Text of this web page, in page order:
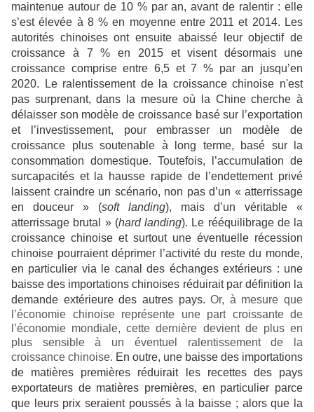
maintenue autour de 10 % par an, avant de ralentir : elle
s’est élevée à 8 % en moyenne entre 2011 et 2014. Les
autorités chinoises ont ensuite abaissé leur objectif de
croissance à 7 % en 2015 et visent désormais une
croissance comprise entre 6,5 et 7 % par an jusqu’en
2020. Le ralentissement de la croissance chinoise n'est
pas surprenant, dans la mesure où la Chine cherche à
délaisser son modèle de croissance basé sur l’exportation
et l’investissement, pour embrasser un modèle de
croissance plus soutenable à long terme, basé sur la
consommation domestique. Toutefois, l’accumulation de
surcapacités et la hausse rapide de l’endettement privé
laissent craindre un scénario, non pas d’un « atterrissage
en douceur » (soft landing), mais d’un véritable «
atterrissage brutal » (hard landing). Le rééquilibrage de la
croissance chinoise et surtout une éventuelle récession
chinoise pourraient déprimer l’activité du reste du monde,
en particulier via le canal des échanges extérieurs : une
baisse des importations chinoises réduirait par définition la
demande extérieure des autres pays.Or, à mesure que
l’économie chinoise représente une part croissante de
l’économie mondiale, cette dernière devient de plus en
plus sensible à un éventuel ralentissement de la
croissance chinoise. En outre, une baisse des importations
de matières premières réduirait les recettes des pays
exportateurs de matières premières, en particulier parce
que leurs prix seraient poussés à la baisse ; alors que la